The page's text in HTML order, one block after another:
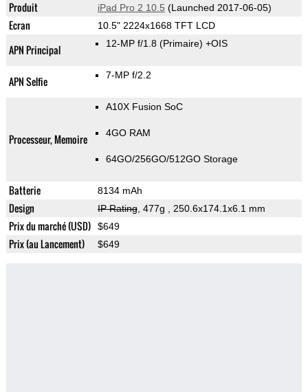
Produit iPad Pro 2 10.5 (Launched 2017-06-05)
Ecran 10.5" 2224x1668 TFT LCD
APN Principal 12-MP f/1.8 (Primaire) +OIS
APN Selfie 7-MP f/2.2
Processeur, Memoire
A10X Fusion SoC
4GO RAM
64GO/256GO/512GO Storage
Batterie 8134 mAh
Design IP Rating, 477g , 250.6x174.1x6.1 mm
Prix du marché (USD) $649
Prix (au Lancement) $649